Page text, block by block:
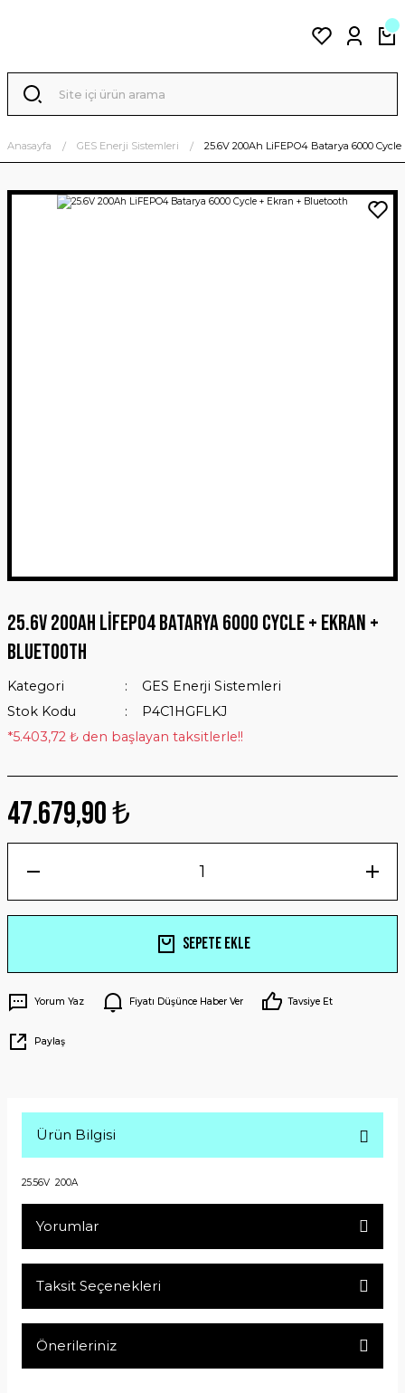
Anasayfa GES Enerji Sistemleri 25.6V 200Ah LiFEPO4 Batarya 6000
25.6V 200Ah LiFEPO4 Batarya 6000 Cycle + Ekran +
Bluetooth
Kategori
GES Enerji Sistemleri
Stok Kodu
P4C1HGFLKJ
*5.403,72 ₺ den başlayan taksitlerle!!
47.679,90 ₺
Sepete Ekle
Yorum Yaz Fiyatı Düşünce Haber Ver Tavsiye Et
Paylaş
Ürün Bilgisi
25.56V 200A
Yorumlar
Taksit Seçenekleri
Önerileriniz